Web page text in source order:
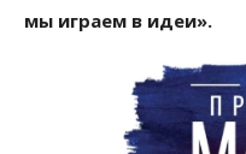
мы играем в идеи».